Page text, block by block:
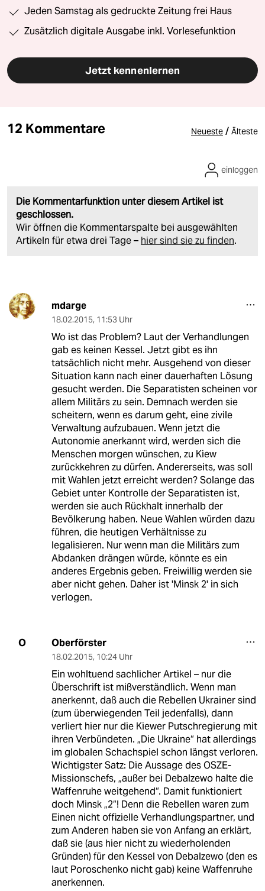
Jeden Samstag als gedruckte Zeitung frei Haus
Zusätzlich digitale Ausgabe inkl. Vorlesefunktion
Jetzt kennenlernen
12 Kommentare Neueste / Älteste
Die Kommentarfunktion unter diesem Artikel ist
geschlossen.
Wir öffnen die Kommentarspalte bei ausgewählten
Artikeln für etwa drei Tage – hier sind sie zu finden.
einloggen
mdarge
18.02.2015, 11:53 Uhr
Wo ist das Problem? Laut der Verhandlungen
gab es keinen Kessel. Jetzt gibt es ihn
tatsächlich nicht mehr. Ausgehend von dieser
Situation kann nach einer dauerhaften Lösung
gesucht werden. Die Separatisten scheinen vor
allem Militärs zu sein. Demnach werden sie
scheitern, wenn es darum geht, eine zivile
Verwaltung aufzubauen. Wenn jetzt die
Autonomie anerkannt wird, werden sich die
Menschen morgen wünschen, zu Kiew
zurückkehren zu dürfen. Andererseits, was soll
mit Wahlen jetzt erreicht werden? Solange das
Gebiet unter Kontrolle der Separatisten ist,
werden sie auch Rückhalt innerhalb der
Bevölkerung haben. Neue Wahlen würden dazu
führen, die heutigen Verhältnisse zu
legalisieren. Nur wenn man die Militärs zum
Abdanken drängen würde, könnte es ein
anderes Ergebnis geben. Freiwillig werden sie
aber nicht gehen. Daher ist 'Minsk 2' in sich
verlogen.
O Oberförster
18.02.2015, 10:24 Uhr
Ein wohltuend sachlicher Artikel – nur die
Überschrift ist mißverständlich. Wenn man
anerkennt, daß auch die Rebellen Ukrainer sind
(zum überwiegenden Teil jedenfalls), dann
verliert hier nur die Kiewer Putschregierung mit
ihren Verbündeten. „Die Ukraine“ hat allerdings
im globalen Schachspiel schon längst verloren.
Wichtigster Satz: Die Aussage des OSZE-
Missionschefs, „außer bei Debalzewo halte die
Waffenruhe weitgehend“. Damit funktioniert
doch Minsk „2“! Denn die Rebellen waren zum
Einen nicht offizielle Verhandlungspartner, und
zum Anderen haben sie von Anfang an erklärt,
daß sie (aus hier nicht zu wiederholenden
Gründen) für den Kessel von Debalzewo (den es
laut Poroschenko nicht gab) keine Waffenruhe
anerkennen.